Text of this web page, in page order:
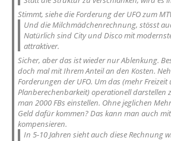
Stimmt, siehe die Forderung der UFO zum
Und die Milchmädchenrechnung, stösst
Natürlich sind City und Disco mit
attraktiver.
Sicher, aber das ist wieder nur Ablenkung.
doch mal mit Ihrem Anteil an den Kosten.
Forderungen der UFO. Um das (mehr Freizeit
Planberechenbarkeit) operationell darstellen
man 2000 FBs einstellen. Ohne jeglichen
Geld dafür kommen? Das kann man auch
kompensieren.
In 5-10 Jahren sieht auch diese Rechnung